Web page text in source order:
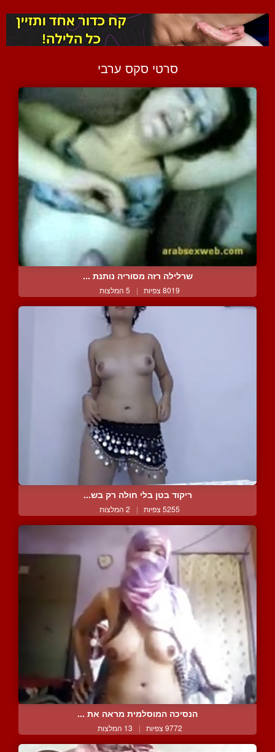
סרטי סקס ערבי
שרלילה רזה מסוריה נותנת ...
8019 צפיות | 5 המלצות
ריקוד בטן בלי חולה רק בש...
5255 צפיות | 2 המלצות
הנסיכה המוסלמית מראה את ...
9772 צפיות | 13 המלצות